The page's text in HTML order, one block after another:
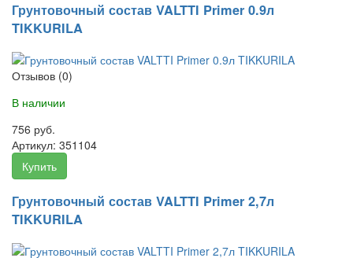
Грунтовочный состав VALTTI Primer 0.9л
TIKKURILA
Отзывов (0)
В наличии
756 руб.
Артикул: 351104
Купить
Грунтовочный состав VALTTI Primer 2,7л
TIKKURILA